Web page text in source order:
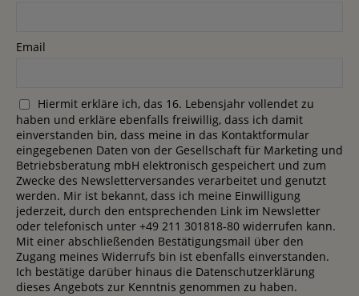
Email
Hiermit erkläre ich, das 16. Lebensjahr vollendet zu
haben und erkläre ebenfalls freiwillig, dass ich damit
einverstanden bin, dass meine in das Kontaktformular
eingegebenen Daten von der Gesellschaft für Marketing und
Betriebsberatung mbH elektronisch gespeichert und zum
Zwecke des Newsletterversandes verarbeitet und genutzt
werden. Mir ist bekannt, dass ich meine Einwilligung
jederzeit, durch den entsprechenden Link im Newsletter
oder telefonisch unter +49 211 301818-80 widerrufen kann.
Mit einer abschließenden Bestätigungsmail über den
Zugang meines Widerrufs bin ist ebenfalls einverstanden.
Ich bestätige darüber hinaus die Datenschutzerklärung
dieses Angebots zur Kenntnis genommen zu haben.